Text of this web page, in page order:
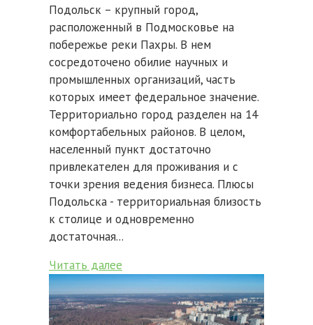
Подольск – крупный город,
расположенный в Подмосковье на
побережье реки Пахры. В нем
сосредоточено обилие научных и
промышленных организаций, часть
которых имеет федеральное значение.
Территориально город разделен на 14
комфортабельных районов. В целом,
населенный пункт достаточно
привлекателен для проживания и с
точки зрения ведения бизнеса. Плюсы
Подольска - территориальная близость
к столице и одновременно
достаточная...
Читать далее